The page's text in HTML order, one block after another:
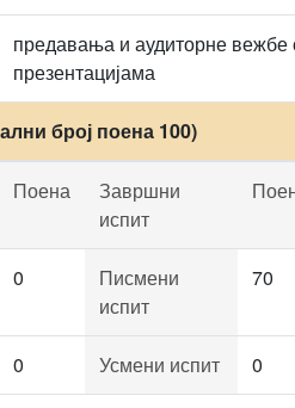
предавања и аудиторне вежбе
презентацијама
број поена 100)
Поена
Завршни
испит
0
Писмени
испит
70
0 Усмени испит 0